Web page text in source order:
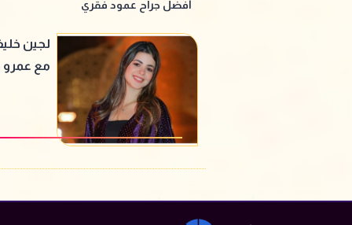
أفضل جراح عمود فقري
لجين
مع عمرو